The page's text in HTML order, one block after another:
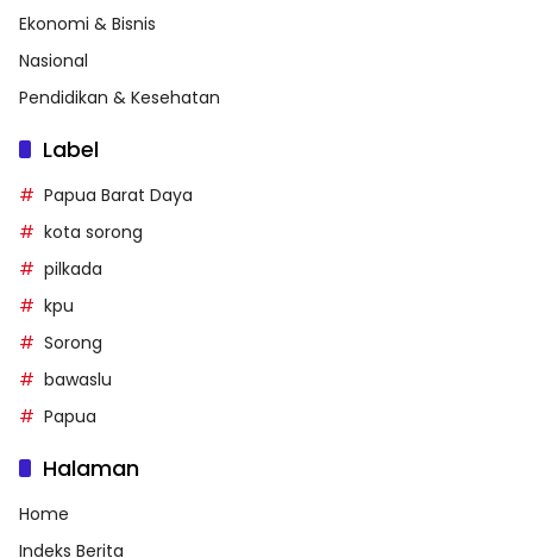
Ekonomi & Bisnis
Nasional
Pendidikan & Kesehatan
Label
Papua Barat Daya
kota sorong
pilkada
kpu
Sorong
bawaslu
Papua
Halaman
Home
Indeks Berita